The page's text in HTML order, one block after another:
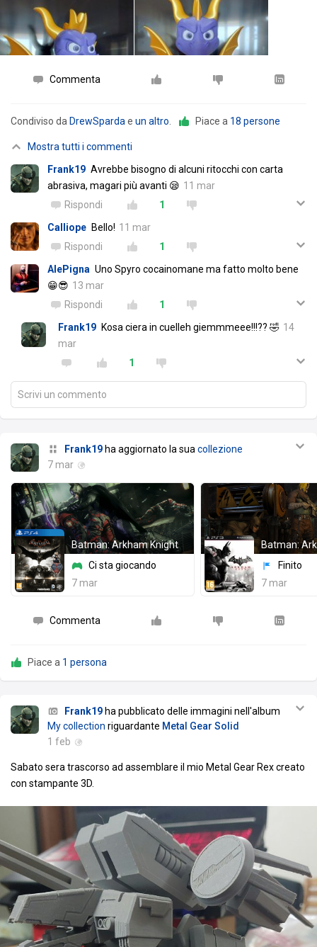
Commenta
Condiviso da DrewSparda e un altro Piace a 18 persone
Mostra tutti i commenti
Frank19 Avrebbe bisogno di alcuni ritocchi con carta
abrasiva, magari più avanti 😪 11 mar
Rispondi
1
Calliope Bello! 11 mar
Rispondi
1
AlePigna Uno Spyro cocainomane ma fatto molto bene
😁😎 13 mar
Rispondi
1
Frank19 Kosa ciera in cuelleh giemmmeee!!!?? 🤣 14
mar
1
Scrivi un commento
Frank19 ha aggiornato la sua collezione
7 mar
Batman: Arkham Knight
Ci sta giocando
7 mar
Batman:
Finito
7 mar
Commenta
Piace a 1 persona
Frank19 ha pubblicato delle immagini nell'album
My collection riguardante Metal Gear Solid
1 feb
Sabato sera trascorso ad assemblare il mio Metal Gear Rex creato
con stampante 3D.